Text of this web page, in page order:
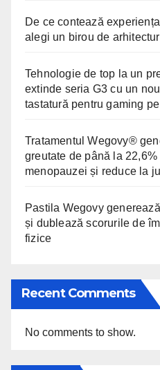
De ce contează
alegi un birou de
Tehnologie de top la un
extinde seria G3 cu un
tastatură pentru gaming
Tratamentul Wegovy®
greutate de până la
menopauzei și reduce la
Pastila Wegovy
și dublează scorurile de
fizice
Recent Comments
No comments to show.